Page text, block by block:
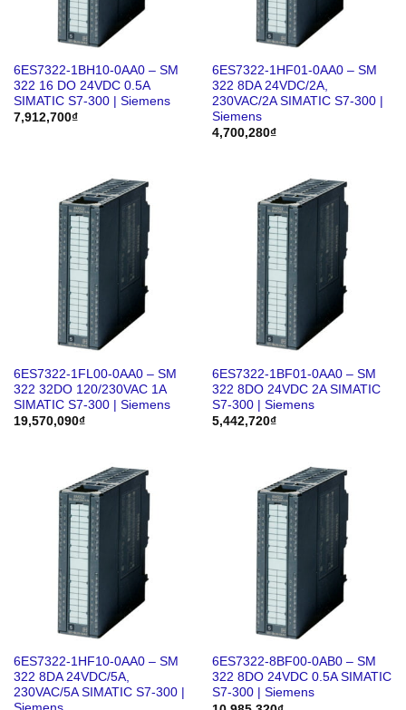
6ES7322-1BH10-0AA0 – SM
322 16 DO 24VDC 0.5A
SIMATIC S7-300 | Siemens
7,912,700₫
6ES7322-1HF01-0AA0 – SM
322 8DA 24VDC/2A,
230VAC/2A SIMATIC S7-300 |
Siemens
4,700,280₫
6ES7322-1FL00-0AA0 – SM
322 32DO 120/230VAC 1A
SIMATIC S7-300 | Siemens
19,570,090₫
6ES7322-1BF01-0AA0 – SM
322 8DO 24VDC 2A SIMATIC
S7-300 | Siemens
5,442,720₫
6ES7322-1HF10-0AA0 – SM
322 8DA 24VDC/5A,
230VAC/5A SIMATIC S7-300 |
6ES7322-8BF00-0AB0 – SM
322 8DO 24VDC 0.5A SIMATIC
S7-300 | Siemens